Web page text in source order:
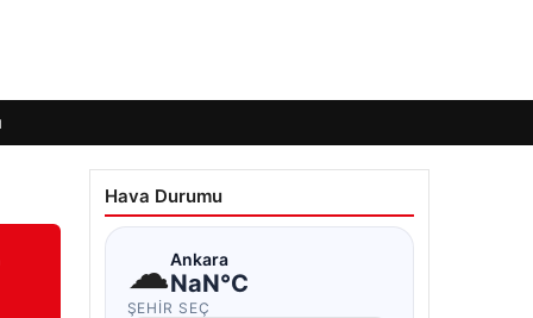
Hava Durumu
☁Ankara
NaN°C
ŞEHIR SEÇ